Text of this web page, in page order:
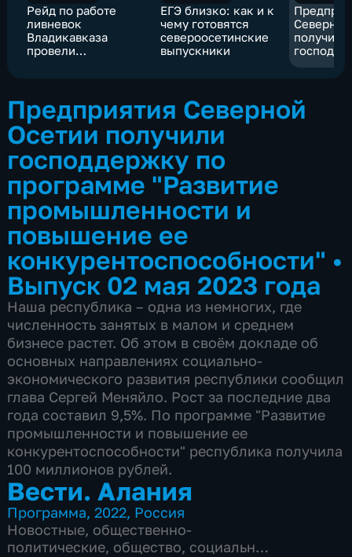
Рейд по работе
ливневок
Владикавказа
провели
ЕГЭ близко: как и к
чему готовятся
североосетинские
выпускники
получили
Предприятия Северной
Осетии получили
господдержку по
программе "Развитие
промышленности и
повышение ее
конкурентоспособности" •
Выпуск 02 мая 2023 года
Наша республика – одна из немногих, где
численность занятых в малом и среднем
бизнесе растет. Об этом в своём докладе об
основных направлениях социально-
экономического развития республики сообщил
глава Сергей Меняйло. Рост за последние два
года составил 9,5%. По программе "Развитие
промышленности и повышение ее
конкурентоспособности" республика получила
100 миллионов рублей.
Вести. Алания
Программа,2022, Россия
Новостные, общественно-
политические, общество, социально-